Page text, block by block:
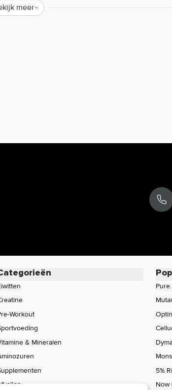
en pomp je zo stevig op als je zelf prettig
meer
Workout
& Mineralen
Pure.
5%
Now